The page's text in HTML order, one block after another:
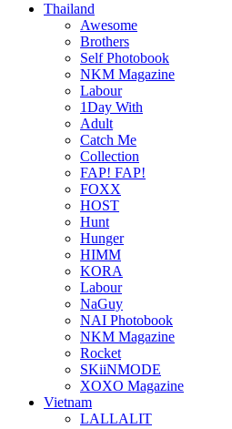
Thailand
Awesome
Brothers
Self Photobook
NKM Magazine
Labour
1Day With
Adult
Catch Me
Collection
FAP! FAP!
FOXX
HOST
Hunt
Hunger
HIMM
KORA
Labour
NaGuy
NAI Photobook
NKM Magazine
Rocket
SKiiNMODE
XOXO Magazine
Vietnam
LALLALIT